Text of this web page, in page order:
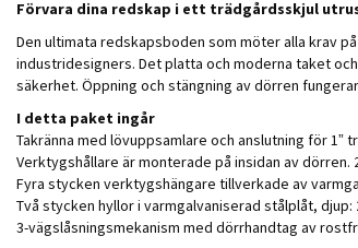
Förvara dina redskap i ett trädgårdsskjul
Den ultimata redskapsboden som möter alla krav
industridesigners. Det platta och moderna taket
säkerhet. Öppning och stängning av dörren
I detta paket ingår
Takränna med lövuppsamlare och anslutning för
Verktygshållare är monterade på insidan av
Fyra stycken verktygshängare tillverkade av
Två stycken hyllor i varmgalvaniserad stålplåt, djup:
3-vägslåsningsmekanism med dörrhandtag av